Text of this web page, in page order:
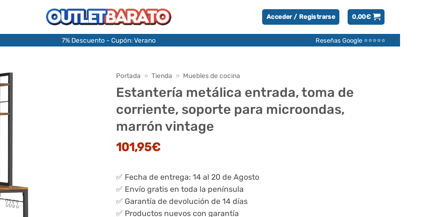
Acceder / Registrarse 0,00€
7% Descuento - Cupón: Verano Reseñas Google ⭐⭐⭐⭐⭐
Portada » Tienda » Muebles de cocina
Estantería metálica entrada, toma de
corriente, soporte para microondas,
marrón vintage
101,95€
✅ Fecha de entrega: 14 al 20 de Agosto
✅ Envío gratis en toda la península
✅ Garantía de devolución de 14 días
✅ Productos nuevos con garantía